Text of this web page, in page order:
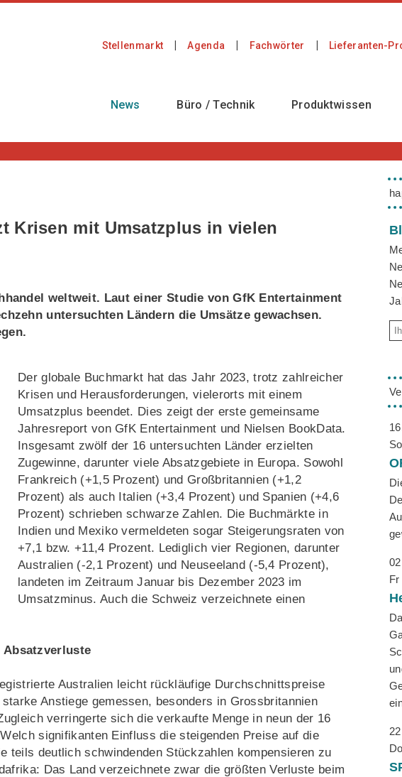
Stellenmarkt Agenda Fachwörter Lieferanten-
News Büro / Technik Produktwissen
Krisen mit Umsatzplus in vielen
weltweit. Laut einer Studie von GfK Entertainment
untersuchten Ländern die Umsätze gewachsen.
Der globale Buchmarkt hat das Jahr 2023, trotz zahlreicher
Krisen und Herausforderungen, vielerorts mit einem
Umsatzplus beendet. Dies zeigt der erste gemeinsame
Jahresreport von GfK Entertainment und Nielsen BookData.
Insgesamt zwölf der 16 untersuchten Länder erzielten
Zugewinne, darunter viele Absatzgebiete in Europa. Sowohl
Frankreich (+1,5 Prozent) und Großbritannien (+1,2
Prozent) als auch Italien (+3,4 Prozent) und Spanien (+4,6
Prozent) schrieben schwarze Zahlen. Die Buchmärkte in
Indien und Mexiko vermeldeten sogar Steigerungsraten von
+7,1 bzw. +11,4 Prozent. Lediglich vier Regionen, darunter
Australien (-2,1 Prozent) und Neuseeland (-5,4 Prozent),
landeten im Zeitraum Januar bis Dezember 2023 im
Umsatzminus. Auch die Schweiz verzeichnete einen
Absatzverluste
Australien leicht rückläufige Durchschnittspreise
Anstiege gemessen, besonders in Grossbritannien
verringerte sich die verkaufte Menge in neun der 16
signifikanten Einfluss die steigenden Preise auf die
teils deutlich schwindenden Stückzahlen kompensieren zu
Das Land verzeichnete zwar die größten Verluste beim
Fr